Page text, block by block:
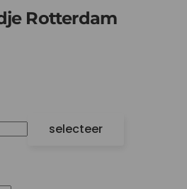
Rotterdam
selecteer